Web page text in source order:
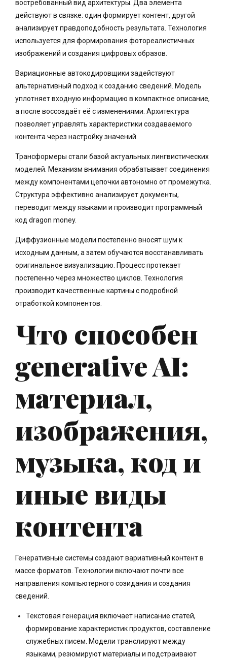
востребованный вид архитектуры. Два элемента
действуют в связке: один формирует контент, другой
анализирует правдоподобность результата. Технология
используется для формирования фотореалистичных
изображений и создания цифровых образов.
Вариационные автокодировщики задействуют
альтернативный подход к созданию сведений. Модель
уплотняет входную информацию в компактное описание,
а после воссоздаёт её с изменениями. Архитектура
позволяет управлять характеристики создаваемого
контента через настройку значений.
Трансформеры стали базой актуальных лингвистических
моделей. Механизм внимания обрабатывает соединения
между компонентами цепочки автономно от промежутка.
Структура эффективно анализирует документы,
переводит между языками и производит программный
код dragon money.
Диффузионные модели постепенно вносят шум к
исходным данным, а затем обучаются восстанавливать
оригинальное визуализацию. Процесс протекает
постепенно через множество циклов. Технология
производит качественные картины с подробной
отработкой компонентов.
Что способен
generative AI:
материал,
изображения,
музыка, код и
иные виды
контента
Генеративные системы создают вариативный контент в
массе форматов. Технологии включают почти все
направления компьютерного созидания и создания
сведений.
Текстовая генерация включает написание статей,
формирование характеристик продуктов, составление
служебных писем. Модели транслируют между
языками, резюмируют материалы и подстраивают